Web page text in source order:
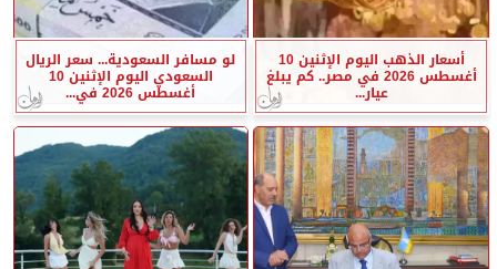
أسعار الذهب اليوم الإثنين 10
أغسطس 2026 في مصر.. كم يبلغ
عيار...
لو مسافر السعودية... سعر الريال
السعودي اليوم الإثنين 10
أغسطس 2026 في...